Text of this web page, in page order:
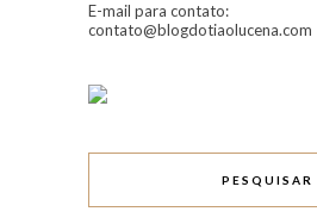
E-mail para contato:
contato@blogdotiaolucena.com
PESQUISAR